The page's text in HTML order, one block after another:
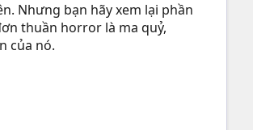
Nhưng bạn hãy xem lại phần
thuần horror là ma quỷ,
của nó.